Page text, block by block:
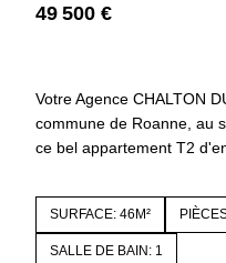
49 500 €
Votre Agence CHALTON
commune de Roanne, au
ce bel appartement T2
SURFACE: 46M²
SALLE DE BAIN: 1